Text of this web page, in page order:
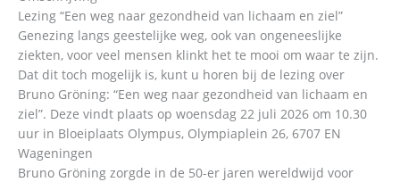
Lezing “Een weg naar gezondheid van lichaam en ziel”
Genezing langs geestelijke weg, ook van ongeneeslijke
ziekten, voor veel mensen klinkt het te mooi om waar te zijn.
Dat dit toch mogelijk is, kunt u horen bij de lezing over
Bruno Gröning: “Een weg naar gezondheid van lichaam en
ziel”. Deze vindt plaats op woensdag 22 juli 2026 om 10.30
uur in Bloeiplaats Olympus, Olympiaplein 26, 6707 EN
Wageningen
Bruno Gröning zorgde in de 50-er jaren wereldwijd voor